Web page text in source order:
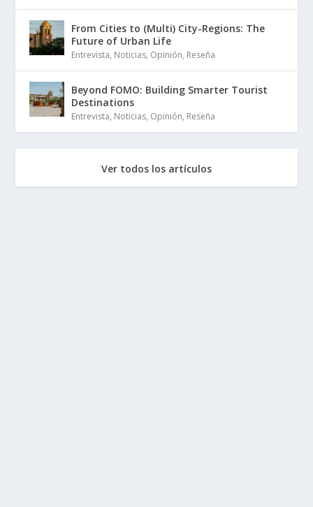
From Cities to (Multi) City-Regions: The
Future of Urban Life
Entrevista, Noticias, Opinión, Reseña
Beyond FOMO: Building Smarter Tourist
Destinations
Entrevista, Noticias, Opinión, Reseña
Ver todos los artículos